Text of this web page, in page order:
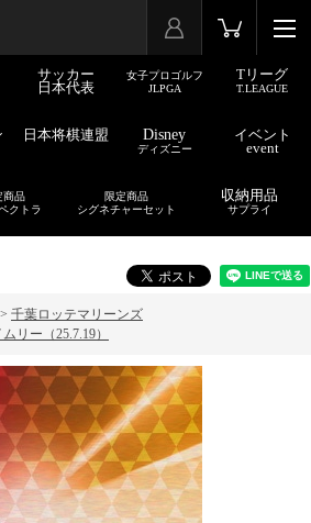
サッカー
日本代表
女子プロゴルフ
JLPGA
Tリーグ
T.LEAGUE
日本将棋連盟 Disney
ディズニー
イベント
event
商品
クトラ
限定商品
シグネチャーセット
収納用品
サプライ
> 千葉ロッテマリーンズ
リー（25.7.19）